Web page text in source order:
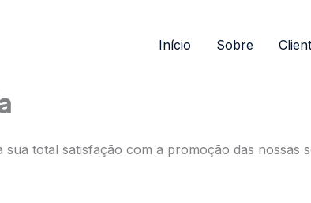
Início Sobre
sua total satisfação com a promoção das